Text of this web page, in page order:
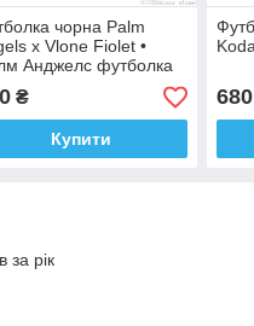
чорна Palm
x Vlone Fiolet •
Анджелс футболка
₴
Купити
680
за рік